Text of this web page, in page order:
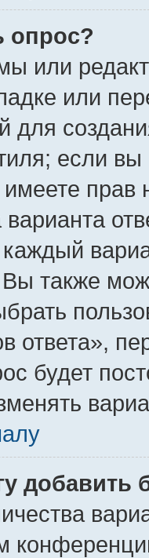
опрос?
или
или
для
если
прав
Вы также
ответа»,
будет
добавить